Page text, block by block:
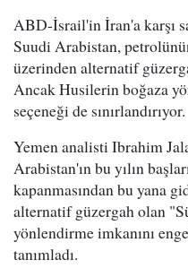
ABD-İsrail'in İran'a karşı
Suudi Arabistan,
üzerinden alternatif
Ancak Husilerin boğaza
seçeneği de sınırlandırıyor.
Yemen analisti Ibrahim
Arabistan'ın bu yılın
kapanmasından bu yana
alternatif güzergah olan
yönlendirme imkanını
tanımladı.